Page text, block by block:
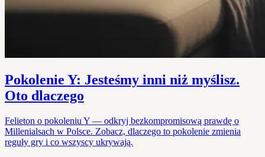
Pokolenie Y: Jesteśmy inni niż myślisz.
Oto dlaczego
Felieton o pokoleniu Y — odkryj bezkompromisową prawdę o
Millenialsach w Polsce. Zobacz, dlaczego to pokolenie zmienia
reguły gry i co wszyscy ukrywają.